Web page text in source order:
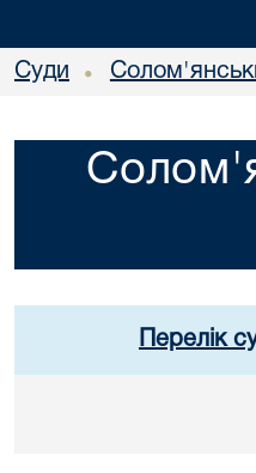
Суди •
Перелік